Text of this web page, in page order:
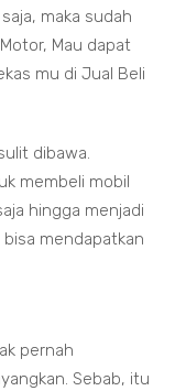
maka sudah
Mau dapat
mu di Jual Beli
dibawa.
membeli mobil
hingga menjadi
mendapatkan
pernah
Sebab, itu